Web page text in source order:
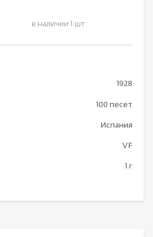
в наличии 1 шт.
1928
100 песет
Испания
VF
1 г